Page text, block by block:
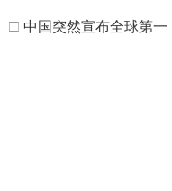
□ 中国突然宣布全球第